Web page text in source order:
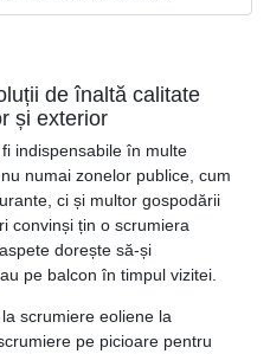
de înaltă calitate
și exterior
indispensabile în multe
numai zonelor publice, cum
ci și multor gospodării
convinși țin o scrumiera
dorește să-și
pe balcon în timpul vizitei.
scrumiere eoliene la
pe picioare pentru